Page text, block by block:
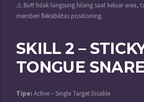
⚠️ Buff tidak langsung hilang saat keluar area,
memberi fleksibilitas positioning.
SKILL 2 –
TONGUE
Tipe: Active – Single Target Disable